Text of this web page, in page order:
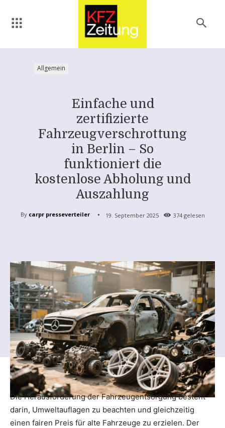
Allgemein
Einfache und
zertifizierte
Fahrzeugverschrottung
in Berlin – So
funktioniert die
kostenlose Abholung und
Auszahlung
By carpr presseverteiler 19. September 2025 374gelesen
Die Herausforderung der Fahrzeugentsorgung besteht
darin, Umweltauflagen zu beachten und gleichzeitig
einen fairen Preis für alte Fahrzeuge zu erzielen. Der